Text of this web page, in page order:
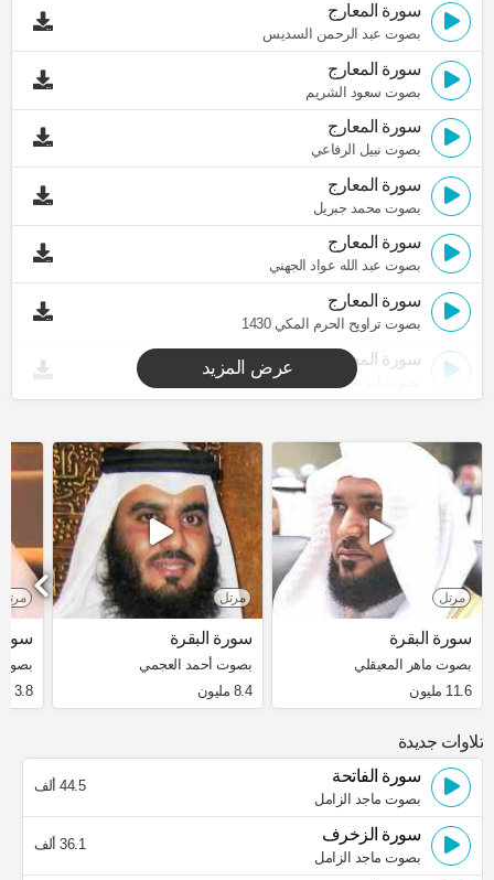
سورة المعارج
بصوت عبد الرحمن السديس
سورة المعارج
بصوت سعود الشريم
سورة المعارج
بصوت نبيل الرفاعي
سورة المعارج
بصوت محمد جبريل
سورة المعارج
بصوت عبد الله عواد الجهني
سورة المعارج
بصوت تراويح الحرم المكي 1430
سورة المعارج
بصوت أبو عبد الله المظفر
عرض المزيد
مرتل
سورة البقرة
بصوت ماهر المعيقلي
11.6 مليون
مرتل
سورة البقرة
بصوت أحمد العجمي
8.4 مليون
مرتل
3.8 مليون
تلاوات جديدة
سورة الفاتحة
بصوت ماجد الزامل
44.5 ألف
سورة الزخرف
بصوت ماجد الزامل
36.1 ألف